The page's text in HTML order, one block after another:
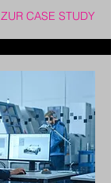
ZUR CASE STUDY